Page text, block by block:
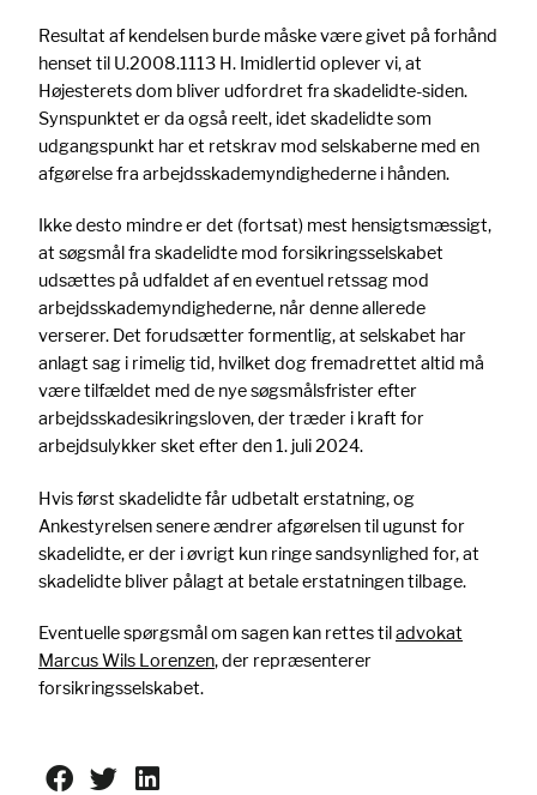
Resultat af kendelsen burde måske være givet på forhånd
henset til U.2008.1113 H. Imidlertid oplever vi, at
Højesterets dom bliver udfordret fra skadelidte-siden.
Synspunktet er da også reelt, idet skadelidte som
udgangspunkt har et retskrav mod selskaberne med en
afgørelse fra arbejdsskademyndighederne i hånden.
Ikke desto mindre er det (fortsat) mest hensigtsmæssigt,
at søgsmål fra skadelidte mod forsikringsselskabet
udsættes på udfaldet af en eventuel retssag mod
arbejdsskademyndighederne, når denne allerede
verserer. Det forudsætter formentlig, at selskabet har
anlagt sag i rimelig tid, hvilket dog fremadrettet altid må
være tilfældet med de nye søgsmålsfrister efter
arbejdsskadesikringsloven, der træder i kraft for
arbejdsulykker sket efter den 1. juli 2024.
Hvis først skadelidte får udbetalt erstatning, og
Ankestyrelsen senere ændrer afgørelsen til ugunst for
skadelidte, er der i øvrigt kun ringe sandsynlighed for, at
skadelidte bliver pålagt at betale erstatningen tilbage.
Eventuelle spørgsmål om sagen kan rettes tiladvokat
Marcus Wils Lorenzen, der repræsenterer
forsikringsselskabet.